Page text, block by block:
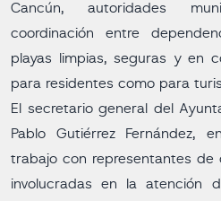
Cancún, autoridades
coordinación entre
playas limpias, seguras y en
para residentes como para
El secretario general del
Pablo Gutiérrez Fernández,
trabajo con representantes de
involucradas en la atención